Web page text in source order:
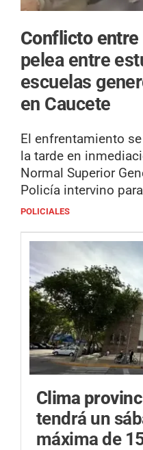
Conflicto
pelea entre
escuelas
en Caucete
El enfrentamiento
la tarde en
Normal Superior
Policía intervino
POLICIALES
Clima
tendrá un
máxima de